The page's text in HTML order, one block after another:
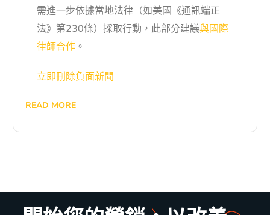
需進一步依據當地法律（如美國《通訊端正
法》第230條）採取行動，此部分建議與國際
律師合作。
立即刪除負面新聞
READ MORE